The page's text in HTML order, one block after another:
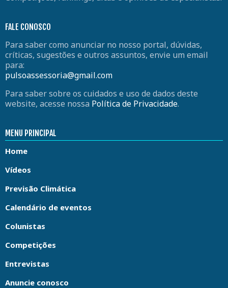
FALE CONOSCO
Para saber como anunciar no nosso portal, dúvidas,
críticas, sugestões e outros assuntos, envie um email
para:
pulsoassessoria@gmail.com
Para saber sobre os cuidados e uso de dados deste
website, acesse nossa Política de Privacidade.
MENU PRINCIPAL
Home
Vídeos
Previsão Climática
Calendário de eventos
Colunistas
Competições
Entrevistas
Anuncie conosco